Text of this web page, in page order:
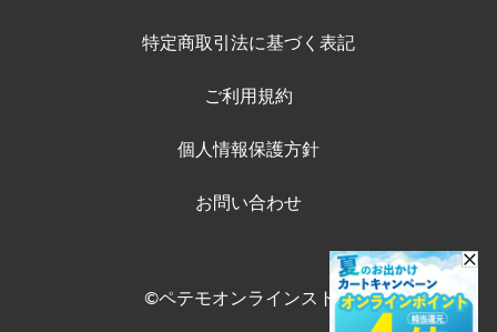
特定商取引法に基づく表記
ご利用規約
個人情報保護方針
お問い合わせ
©ペテモオンラインストア